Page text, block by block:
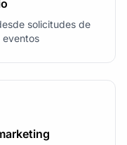
solicitudes de
eventos